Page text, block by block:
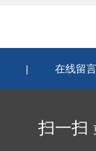
| 在线留言
扫一扫